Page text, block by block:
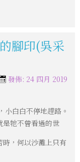
腳印(吳采
發佈: 24 四月 2019
小白白不停地趕路。
是牠不曾看過的世
，何以沙灘上只有